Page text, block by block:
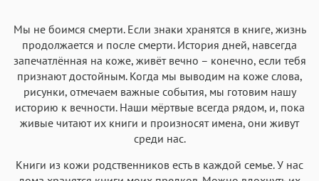
Мы не боимся смерти. Если знаки хранятся в книге, жизнь
продолжается и после смерти. История дней, навсегда
запечатлённая на коже, живёт вечно – конечно, если тебя
признают достойным. Когда мы выводим на коже слова,
рисунки, отмечаем важные события, мы готовим нашу
историю к вечности. Наши мёртвые всегда рядом, и, пока
живые читают их книги и произносят имена, они живут
среди нас.
Книги из кожи родственников есть в каждой семье. У нас